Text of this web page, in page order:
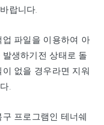
랍니다.
파일을 이용하여 아
생하기전 상태로 돌
없을 경우라면 지워
.
프로그램인 테너쉐